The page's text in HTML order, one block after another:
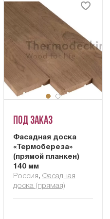
Под заказ
Фасадная доска
«Термобереза»
(прямой планкен)
140 мм
Россия , Фасадная
доска (прямая)